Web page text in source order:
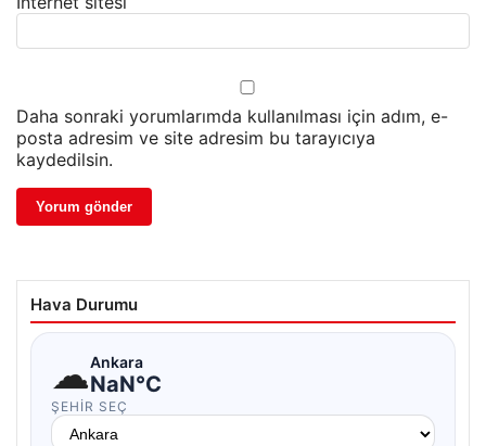
Daha sonraki yorumlarımda kullanılması için adım, e-
posta adresim ve site adresim bu tarayıcıya
kaydedilsin.
Hava Durumu
☁Ankara
NaN°C
ŞEHIR SEÇ